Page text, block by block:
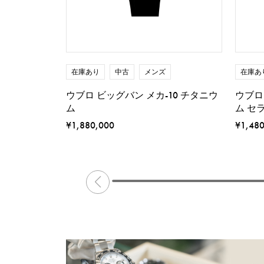
在庫あり 中古 メンズ
ウブロ ビッグバン メカ-10 チタニウ
ム
¥1,880,000
在庫あ
ウブ
ム セ